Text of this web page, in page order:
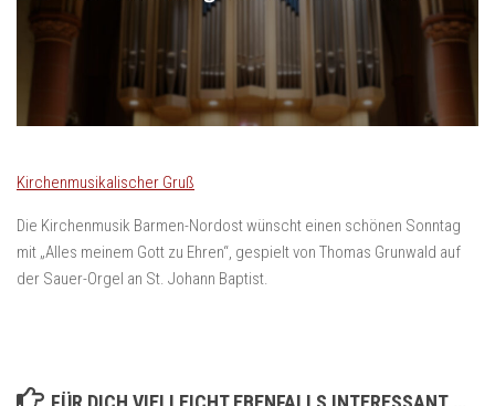
Kirchenmusikalischer Gruß
Die Kirchenmusik Barmen-Nordost wünscht einen schönen Sonntag
mit „Alles meinem Gott zu Ehren“, gespielt von Thomas Grunwald auf
der Sauer-Orgel an St. Johann Baptist.